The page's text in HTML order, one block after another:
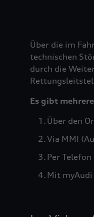
Über die im
technischen
durch die
Es gibt
Über den
Via MMI
Per Telefon
Mit myAudi